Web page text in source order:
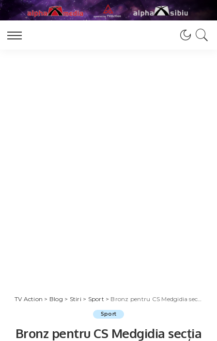
TV Action > Blog > Stiri > Sport > Bronz pentru CS Medgidia secția Kempo
Sport
Bronz pentru CS Medgidia secția